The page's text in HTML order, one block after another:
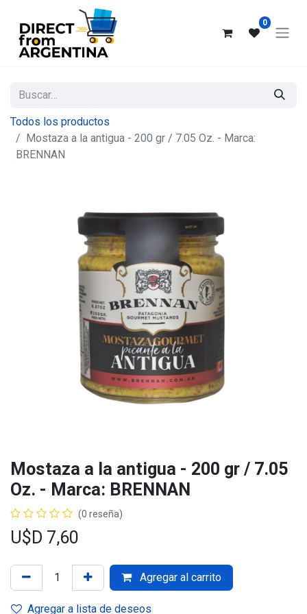
0
Todos los productos
Mostaza a la antigua - 200 gr / 7.05 Oz. - Marca:
BRENNAN
Mostaza a la antigua - 200 gr / 7.05
Oz. - Marca: BRENNAN
(0 reseña)
U$D 7,60
Agregar al carrito
Agregar a lista de deseos